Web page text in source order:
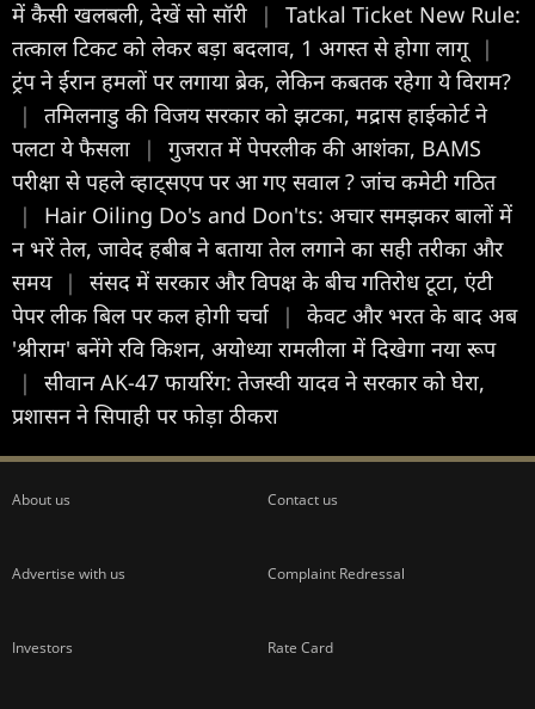
में कैसी खलबली, देखें सो सॉरी
|
Tatkal Ticket New Rule:
तत्काल टिकट को लेकर बड़ा बदलाव, 1 अगस्त से होगा लागू |
ट्रंप ने ईरान हमलों पर लगाया ब्रेक, लेकिन कबतक रहेगा ये विराम?
|
तमिलनाडु की विजय सरकार को झटका, मद्रास हाईकोर्ट ने
पलटा ये फैसला
|
गुजरात में पेपरलीक की आशंका, BAMS
परीक्षा से पहले व्हाट्सएप पर आ गए सवाल ? जांच कमेटी गठ‍ित
|
Hair Oiling Do's and Don'ts: अचार समझकर बालों में
न भरें तेल, जावेद हबीब ने बताया तेल लगाने का सही तरीका और
समय |
संसद में सरकार और विपक्ष के बीच गतिरोध टूटा, एंटी
पेपर लीक बिल पर कल होगी चर्चा
|
केवट और भरत के बाद अब
'श्रीराम' बनेंगे रवि किशन, अयोध्या रामलीला में दिखेगा नया रूप
|
सीवान AK-47 फायरिंग: तेजस्वी यादव ने सरकार को घेरा,
प्रशासन ने सिपाही पर फोड़ा ठीकरा
About us Contact us
Advertise with us Complaint Redressal
Investors Rate Card